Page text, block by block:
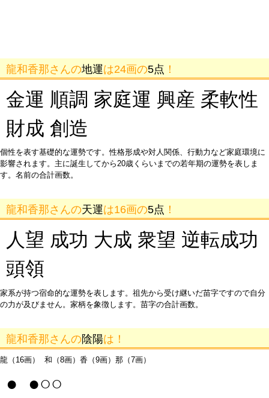
龍和香那さんの地運は24画の5点 ！
金運 順調 家庭運 興産 柔軟性
財成 創造
個性を表す基礎的な運勢です。性格形成や対人関係、行動力など家庭環境に
影響されます。主に誕生してから20歳くらいまでの若年期の運勢を表しま
す。名前の合計画数。
龍和香那さんの天運は16画の5点 ！
人望 成功 大成 衆望 逆転成功
頭領
家系が持つ宿命的な運勢を表します。祖先から受け継いだ苗字ですので自分
の力が及びません。家柄を象徴します。苗字の合計画数。
龍和香那さんの陰陽は！
龍（16画） 和（8画）香（9画）那（7画）
● ●○○